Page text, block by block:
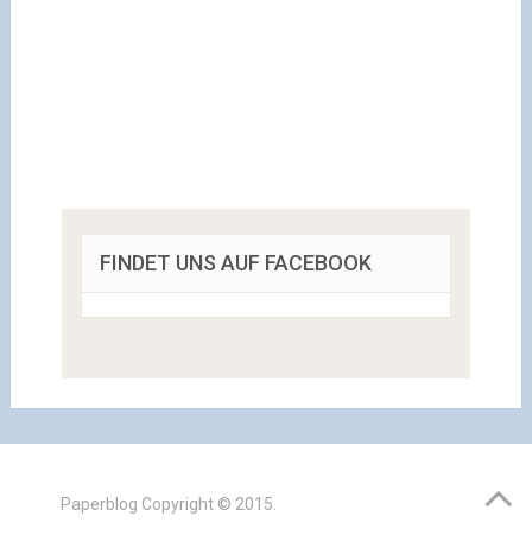
FINDET UNS AUF FACEBOOK
Paperblog Copyright © 2015.